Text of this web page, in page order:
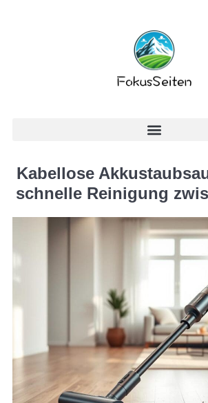
Kabellose
schnelle Reinigung